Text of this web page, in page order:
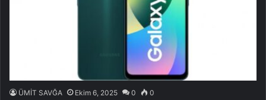
ÜMİT SAVĞA Ekim 6, 2025 0 0